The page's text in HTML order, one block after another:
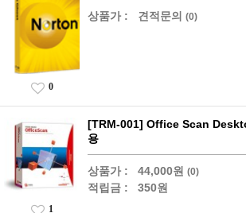
상품가 : 견적문의 (0)
0
[TRM-001] Office Scan
용
상품가 : 44,000원 (0)
적립금 : 350원
1